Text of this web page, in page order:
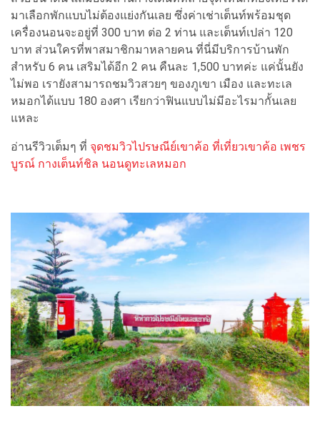
มาเลือกพักแบบไม่ต้องแย่งกันเลย ซึ่งค่าเช่าเต็นท์พร้อมชุด
เครื่องนอนจะอยู่ที่ 300 บาท ต่อ 2 ท่าน และเต็นท์เปล่า 120
บาท ส่วนใครที่พาสมาชิกมาหลายคน ที่นี่มีบริการบ้านพัก
สำหรับ 6 คน เสริมได้อีก 2 คน คืนละ 1,500 บาทค่ะ แค่นั้นยัง
ไม่พอ เรายังสามารถชมวิวสวยๆ ของภูเขา เมือง และทะเล
หมอกได้แบบ 180 องศา เรียกว่าฟินแบบไม่มีอะไรมากั้นเลย
แหละ
อ่านรีวิวเต็มๆ ที่ จุดชมวิวไปรษณีย์เขาค้อ ที่เที่ยวเขาค้อ เพชร
บูรณ์ กางเต็นท์ชิล นอนดูทะเลหมอก